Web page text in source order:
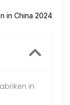
in China 2024
in